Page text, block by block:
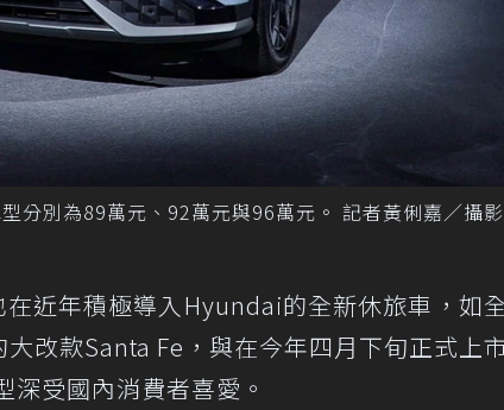
分別為89萬元、92萬元與96萬元。 記者黃俐嘉／攝影
在近年積極導入Hyundai的全新休旅車，如
改款Santa Fe，與在今年四月下旬正式上
深受國內消費者喜愛。